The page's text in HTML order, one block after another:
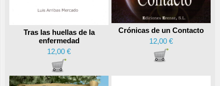
Tras las huellas de la
enfermedad
12,00 €
Crónicas de un Contacto
12,00 €